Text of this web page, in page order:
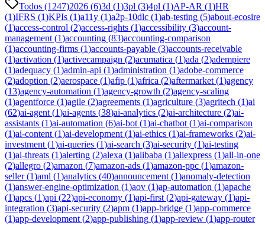
Todos (1247)2026 (6)3d (1)3pl (3)4pl (1)AP-AR (1)HR
(1)IFRS (1)KPIs (1)a11y (1)a2p-10dlc (1)ab-testing (5)about-ecosire
(1)access-control (2)access-rights (1)accessibility (3)account-
management (1)accounting (83)accounting-comparison
(1)accounting-firms (1)accounts-payable (3)accounts-receivable
(1)activation (1)activecampaign (2)acumatica (1)ada (2)adempiere
(1)adequacy (1)admin-api (1)administration (1)adobe-commerce
(2)adoption (2)aerospace (1)afip (1)africa (2)aftermarket (1)agency
(13)agency-automation (1)agency-growth (2)agency-scaling
(1)agentforce (1)agile (2)agreements (1)agriculture (3)agritech (1)ai
(62)ai-agent (1)ai-agents (38)ai-analytics (2)ai-architecture (2)ai-
assistants (1)ai-automation (6)ai-bot (1)ai-chatbot (1)ai-comparison
(1)ai-content (1)ai-development (1)ai-ethics (1)ai-frameworks (2)ai-
investment (1)ai-queries (1)ai-search (3)ai-security (1)ai-testing
(1)ai-threats (1)alerting (2)alexa (1)alibaba (1)aliexpress (1)all-in-one
(2)allegro (2)amazon (7)amazon-ads (1)amazon-ppc (1)amazon-
seller(1)aml (1)analytics (40)announcement (1)anomaly-detection
(1)answer-engine-optimization (1)aov (1)ap-automation (1)apache
(1)apcs (1)api (22)api-economy (1)api-first (2)api-gateway (1)api-
integration (3)api-security (2)apm (1)app-bridge (1)app-commerce
(1)app-development (2)app-publishing (1)app-review (1)app-router